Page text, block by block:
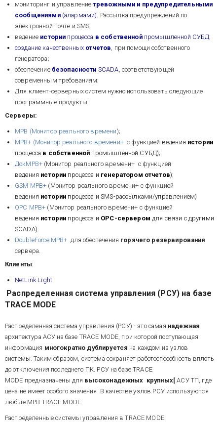
мониторинг и управлениетревожными и предупредительными
сообщениями (алармами). Рассылка предупреждений по
электронной почте и SMS;
ведение истории процесса в собственной промышленной СУБД;
создание качественных отчетов, при помощи собственного
генератора;
обеспечение безопасности SCADA, соответствующей
современным требованиям;
Для клиент-серверных систем нужно использовать следующие
программные продукты:
Серверы:
МРВ (Монитор реального времени);
МРВ+ (Монитор реального времени+с функцией ведения истории
процесса в собственной промышленной СУБД);
ДокМРВ+ (Монитор реального времени+ с функцией
ведения истории процесса и генератором отчетов);
GSM МРВ+ (Монитор реального времени+ с функцией
ведения истории процесса и SMS-рассылками/управлением)
OPC МРВ+ (Монитор реального времени+ с функцией
ведения истории процесса и OPC-серверомдля связи с другими
SCADA).
DoubleForce МРВ+ для обеспечения горячего резервирования
сервера.
Клиенты:
NetLink Light
Распределенная система управления (РСУ) на базе
TRACE MODE
Распределенная система управления (РСУ) - это самая надежная
архитектура АСУ на базе TRACE MODE, при которой поступающая
информация многократно дублируется на каждом из узлов
системы. Таким образом, система сохраняет работоспособность вплоть
до отключения последнего ПК. РСУ на базе TRACE
MODE предназначены для высоконадежных крупных[АСУ ТП, где
цена не имеет особого значения. В качестве узлов РСУ используются
любые МРВ TRACE MODE.
Распределенные системы управления в TRACE MODE